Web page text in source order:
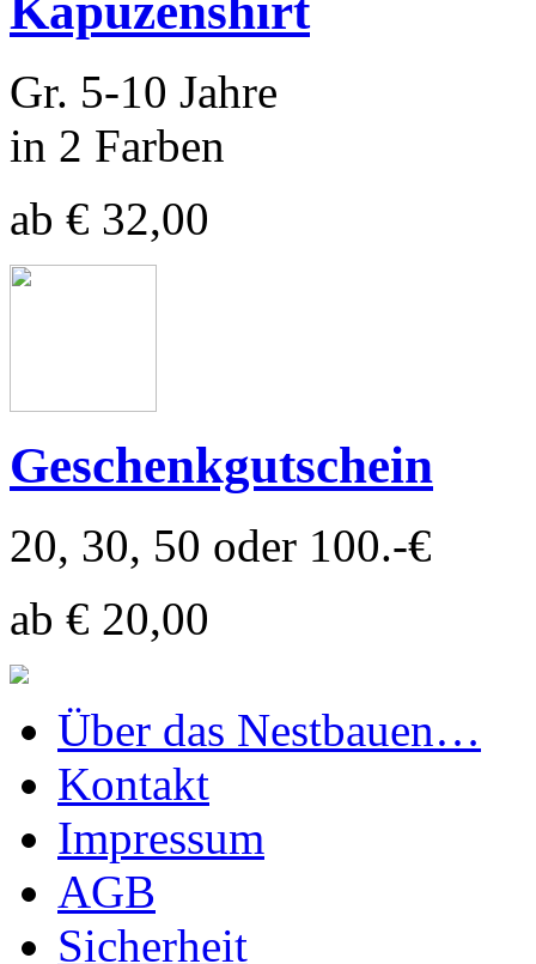
Kapuzenshirt
Gr. 5-10 Jahre
in 2 Farben
ab € 32,00
Geschenkgutschein
20, 30, 50 oder 100.-€
ab € 20,00
Über das Nestbauen…
Kontakt
Impressum
AGB
Sicherheit